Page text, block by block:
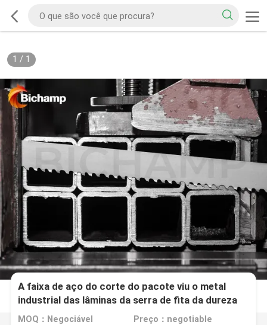
1 / 1
A faixa de aço do corte do pacote viu o metal
industrial das lâminas da serra de fita da dureza
da lâmina
MOQ：Negociável Preço：negotiable